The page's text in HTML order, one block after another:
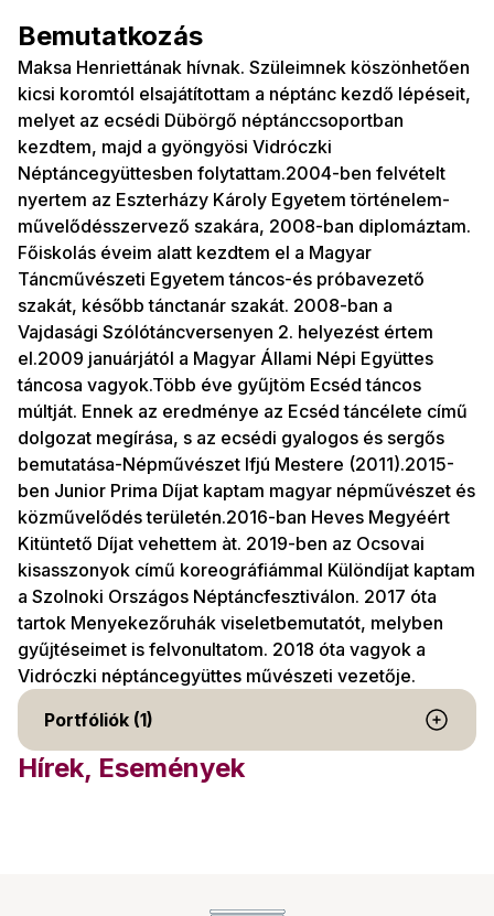
Bemutatkozás
Maksa Henriettának hívnak. Szüleimnek köszönhetően
kicsi koromtól elsajátítottam a néptánc kezdő lépéseit,
melyet az ecsédi Dübörgő néptánccsoportban
kezdtem, majd a gyöngyösi Vidróczki
Néptáncegyüttesben folytattam.2004-ben felvételt
nyertem az Eszterházy Károly Egyetem történelem-
művelődésszervező szakára, 2008-ban diplomáztam.
Főiskolás éveim alatt kezdtem el a Magyar
Táncművészeti Egyetem táncos-és próbavezető
szakát, később tánctanár szakát. 2008-ban a
Vajdasági Szólótáncversenyen 2. helyezést értem
el.2009 januárjától a Magyar Állami Népi Együttes
táncosa vagyok.Több éve gyűjtöm Ecséd táncos
múltját. Ennek az eredménye az Ecséd táncélete című
dolgozat megírása, s az ecsédi gyalogos és sergős
bemutatása-Népművészet Ifjú Mestere (2011).2015-
ben Junior Prima Díjat kaptam magyar népművészet és
közművelődés területén.2016-ban Heves Megyéért
Kitüntető Díjat vehettem àt. 2019-ben az Ocsovai
kisasszonyok című koreográfiámmal Különdíjat kaptam
a Szolnoki Országos Néptáncfesztiválon. 2017 óta
tartok Menyekezőruhák viseletbemutatót, melyben
gyűjtéseimet is felvonultatom. 2018 óta vagyok a
Vidróczki néptáncegyüttes művészeti vezetője.
Portfóliók (1)
Hírek, Események